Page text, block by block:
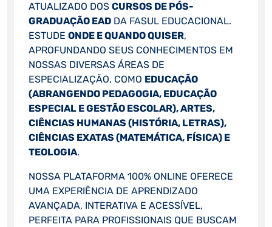
ATUALIZADO DOS CURSOS DE PÓS-
GRADUAÇÃO EADDA FASUL EDUCACIONAL.
ESTUDE ONDE E QUANDO QUISER,
APROFUNDANDO SEUS CONHECIMENTOS EM
NOSSAS DIVERSAS ÁREAS DE
ESPECIALIZAÇÃO, COMO EDUCAÇÃO
(ABRANGENDO PEDAGOGIA, EDUCAÇÃO
ESPECIAL E GESTÃO ESCOLAR), ARTES,
CIÊNCIAS HUMANAS (HISTÓRIA, LETRAS),
CIÊNCIAS EXATAS (MATEMÁTICA, FÍSICA) E
TEOLOGIA.
NOSSA PLATAFORMA 100% ONLINE OFERECE
UMA EXPERIÊNCIA DE APRENDIZADO
AVANÇADA, INTERATIVA E ACESSÍVEL,
PERFEITA PARA PROFISSIONAIS QUE BUSCAM